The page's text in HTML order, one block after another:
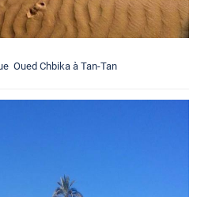
Oued Chbika à Tan-Tan